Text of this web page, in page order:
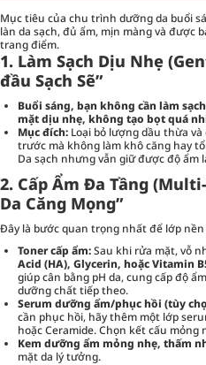
Mục tiêu của chu trình dưỡng da buổi
làn da sạch, đủ ẩm, mịn màng và được
trang điểm.
1. Làm Sạch Dịu Nhẹ
đầu Sạch Sẽ”
Buổi sáng, bạn không cần làm
mặt dịu nhẹ, không tạo bọt quá
Mục đích: Loại bỏ lượng dầu thừa
trước mà không làm khô căng hay
Da sạch nhưng vẫn giữ được độ
2. Cấp Ẩm Đa Tầng
Da Căng Mọng”
Đây là bước quan trọng nhất để lớp
Toner cấp ẩm:Sau khi rửa mặt, vỗ
Acid (HA), Glycerin, hoặc Vitamin
giúp cân bằng pH da, cung cấp độ
dưỡng chất tiếp theo.
Serum dưỡng ẩm/phục hồi (tùy
cần phục hồi, hãy thêm một lớp
hoặc Ceramide. Chọn kết cấu
Kem dưỡng ẩm mỏng nhẹ, thấm
mặt da lý tưởng.